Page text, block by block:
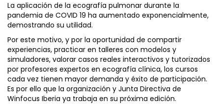
La aplicación de la ecografía pulmonar durante la
pandemia de COVID 19 ha aumentado exponencialmente,
demostrando su utilidad.
Por este motivo, y por la oportunidad de compartir
experiencias, practicar en talleres con modelos y
simuladores, valorar casos reales interactivos y tutorizados
por profesores expertos en ecografía clínica, los cursos
cada vez tienen mayor demanda y éxito de participación.
Es por ello que la organización y Junta Directiva de
Winfocus Iberia ya trabaja en su próxima edición.